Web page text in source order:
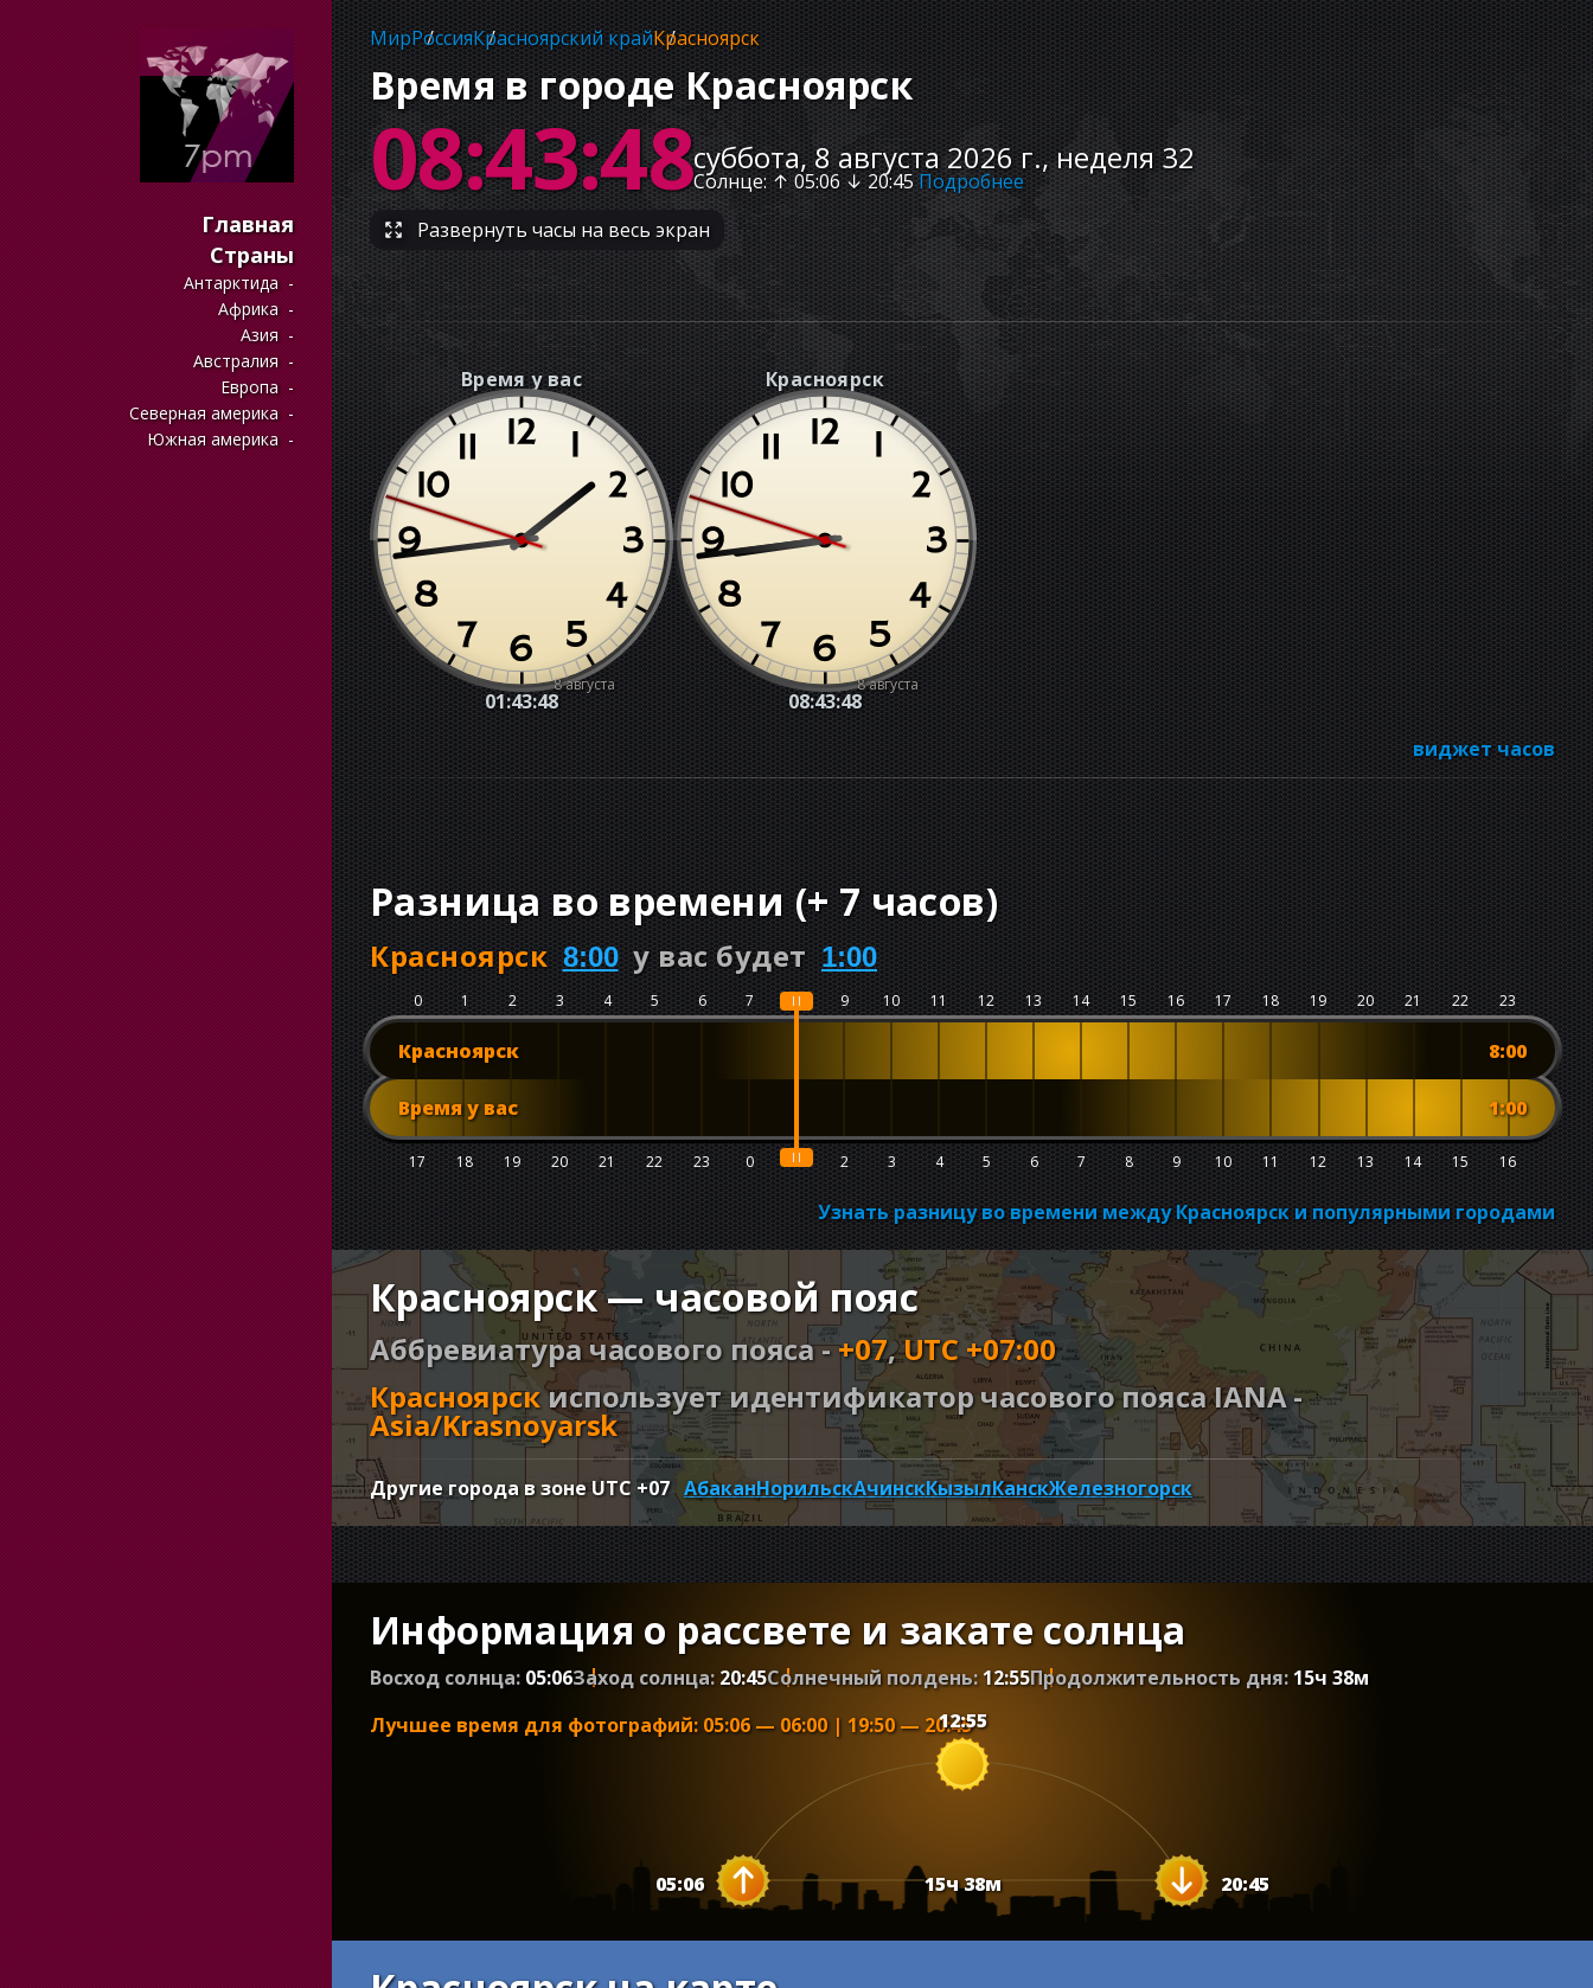
Главная
Страны
Антарктида
Африка
Азия
Австралия
Европа
Северная америка
Южная америка
МирРоссияКрасноярский крайКрасноярск
Время в городе Красноярск
08:43:49суббота, 8 августа 2026 г., неделя 32
Солнце: ↑05:06↓20:45Подробнее
Развернуть часы на весь экран
Время у вас
01:43:49
8 августа
Красноярск
08:43:49
8 августа
виджет часов
Разница во времени (+7 часов)
Красноярск 8:00 у вас будет 1:00
0 1 2 3 4 5 6 7 8 9 10 11 12 13 14 15 16 17 18 19 20 21 22 23
Красноярск 8:00
17 18 19 20 21 22 23 0 1 2 3 4 5 6 7 8 9 10 11 12 13 14 15 16
Время у вас 1:00
Узнать разницу во времени между Красноярск и популярными городами
Красноярск — часовой пояс
Аббревиатура часового пояса -+07,UTC +07:00
Красноярскиспользует идентификатор часового пояса IANA -
Asia/Krasnoyarsk
Другие города в зоне UTC +07 АбаканНорильскАчинскКызылКанскЖелезногорск
Информация о рассвете и закате солнца
Восход солнца: 05:06Заход солнца: 20:45Солнечный полдень:12:55Продолжительность дня: 15ч 38м
Лучшее время для фотографий: 05:06— 06:00| 19:50— 20:45
05:06 20:45
12:55
15ч38м